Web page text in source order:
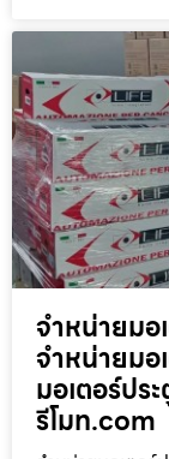
จำหน่ายมอ
จำหน่ายมอ
มอเตอร์ปร
รีโมท.com